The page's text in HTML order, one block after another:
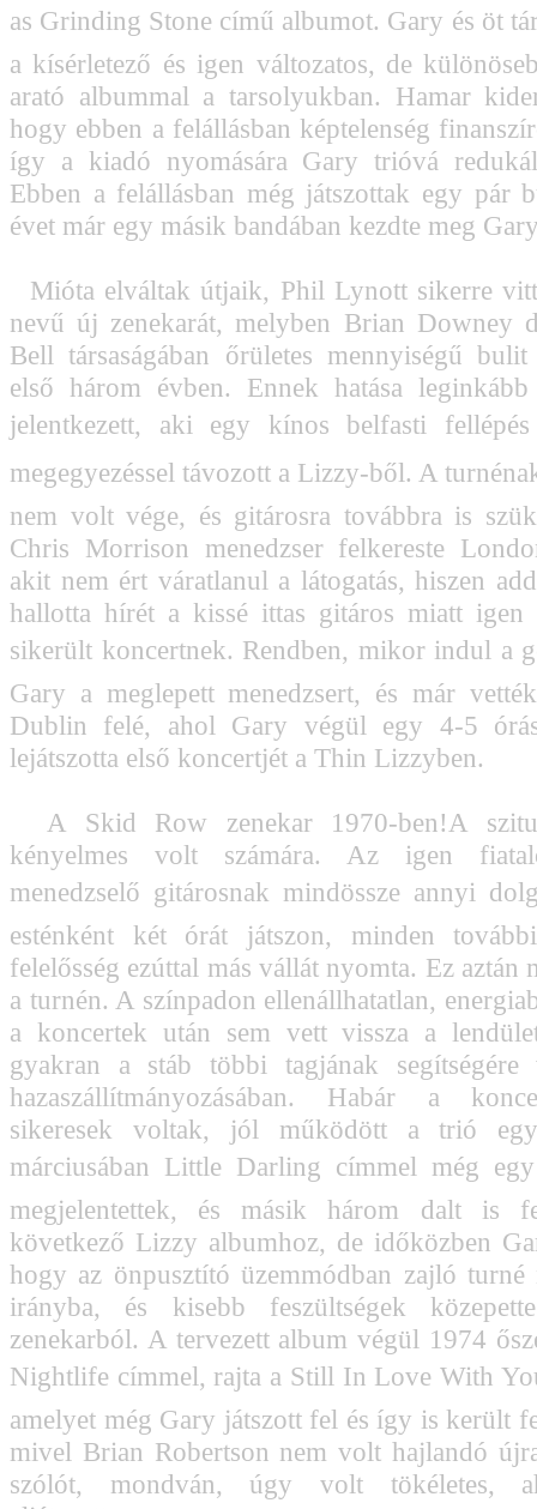
as Grinding Stone című albumot. Gary és öt
a kísérletező és igen változatos, de
arató albummal a tarsolyukban. Hamar
hogy ebben a felállásban képtelenség
így a kiadó nyomására Gary trióvá
Ebben a felállásban még játszottak egy pár
évet már egy másik bandában kezdte meg
Mióta elváltak útjaik, Phil Lynott sikerre
nevű új zenekarát, melyben Brian Downey
Bell társaságában őrületes mennyiségű
első három évben. Ennek hatása
jelentkezett, aki egy kínos belfasti fellépés
megegyezéssel távozott a Lizzy-ből. A
nem volt vége, és gitárosra továbbra is
Chris Morrison menedzser felkereste
akit nem ért váratlanul a látogatás, hiszen
hallotta hírét a kissé ittas gitáros miatt igen
sikerült koncertnek. Rendben, mikor indul a
Gary a meglepett menedzsert, és már
Dublin felé, ahol Gary végül egy 4-5
lejátszotta első koncertjét a Thin Lizzyben.
A Skid Row zenekar 1970-ben!A
kényelmes volt számára. Az igen
menedzselő gitárosnak mindössze annyi
esténként két órát játszon, minden
felelősség ezúttal más vállát nyomta. Ez aztán
a turnén. A színpadon ellenállhatatlan,
a koncertek után sem vett vissza a
gyakran a stáb többi tagjának segítségére
hazaszállítmányozásában. Habár a
sikeresek voltak, jól működött a trió
márciusában Little Darling címmel még
megjelentettek, és másik három dalt is
következő Lizzy albumhoz, de időközben
hogy az önpusztító üzemmódban zajló
irányba, és kisebb feszültségek
zenekarból. A tervezett album végül 1974
Nightlife címmel, rajta a Still In Love With
amelyet még Gary játszott fel és így is került
mivel Brian Robertson nem volt hajlandó
szólót, mondván, úgy volt tökéletes,